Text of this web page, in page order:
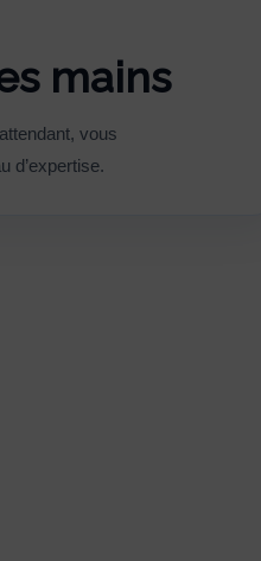
mains
vous
d’expertise.